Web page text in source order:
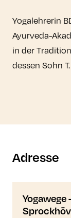
Yogalehrerin
Ayurveda-
in der
dessen Sohn
Adresse
Yogawege